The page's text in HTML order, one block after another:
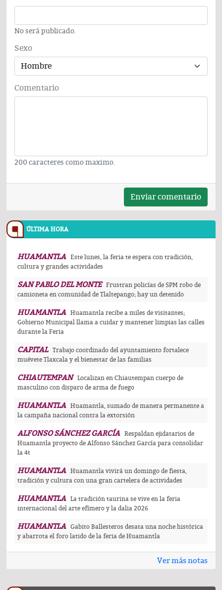
No será publicado.
Sexo
Comentario
200 caracteres como maximo.
Enviar comentario
ÚLTIMA HORA
HUAMANTLA
Este lunes, la feria te espera con tradición,
cultura y grandes actividades
SAN PABLO DEL MONTE
Frustran policías de SPM robo de
camioneta en comunidad de Tlaltepango; hay un detenido
HUAMANTLA
Huamantla recibe a miles de visitantes;
Gobierno Municipal llama a cuidar y mantener limpias las calles
durante la Feria
CAPITAL
Trabajo coordinado del ayuntamiento fortalece
muévete Tlaxcala y el bienestar de las familias
CHIAUTEMPAN
Localizan en Chiautempan cuerpo de
masculino con disparo de arma de fuego
HUAMANTLA
Huamantla, sumado de manera permanente a
la campaña nacional contra la extorsión
ALFONSO SÁNCHEZ GARCÍA
Respaldan ejidatarios de
Huamantla proyecto de Alfonso Sánchez García para consolidar
la 4t
HUAMANTLA
Huamantla vivirá un domingo de fiesta,
tradición y cultura con una gran cartelera de actividades
HUAMANTLA
La tradición taurina se vive en la feria
internacional del arte efímero y la dalia 2026
HUAMANTLA
Gabito Ballesteros desata una noche histórica
y abarrota el foro latido de la feria de Huamantla
Ver más notas